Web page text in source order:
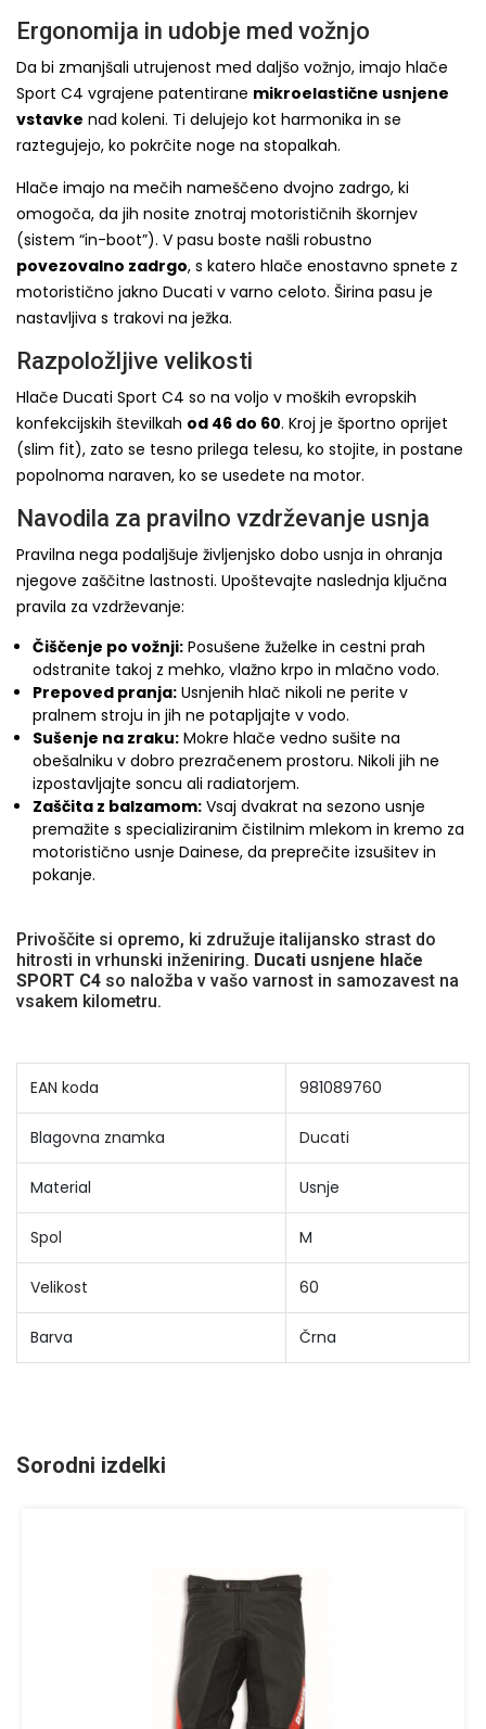
Ergonomija in udobje med vožnjo
Da bi zmanjšali utrujenost med daljšo vožnjo, imajo hlače
Sport C4 vgrajene patentirane mikroelastične usnjene
vstavke nad koleni. Ti delujejo kot harmonika in se
raztegujejo, ko pokrčite noge na stopalkah.
Hlače imajo na mečih nameščeno dvojno zadrgo, ki
omogoča, da jih nosite znotraj motorističnih škornjev
(sistem “in-boot”). V pasu boste našli robustno
povezovalno zadrgo, s katero hlače enostavno spnete z
motoristično jakno Ducati v varno celoto. Širina pasu je
nastavljiva s trakovi na ježka.
Razpoložljive velikosti
Hlače Ducati Sport C4 so na voljo v moških evropskih
konfekcijskih številkah od 46 do 60. Kroj je športno oprijet
(slim fit), zato se tesno prilega telesu, ko stojite, in postane
popolnoma naraven, ko se usedete na motor.
Navodila za pravilno vzdrževanje usnja
Pravilna nega podaljšuje življenjsko dobo usnja in ohranja
njegove zaščitne lastnosti. Upoštevajte naslednja ključna
pravila za vzdrževanje:
Čiščenje po vožnji: Posušene žuželke in cestni prah
odstranite takoj z mehko, vlažno krpo in mlačno vodo.
Prepoved pranja: Usnjenih hlač nikoli ne perite v
pralnem stroju in jih ne potapljajte v vodo.
Sušenje na zraku: Mokre hlače vedno sušite na
obešalniku v dobro prezračenem prostoru. Nikoli jih ne
izpostavljajte soncu ali radiatorjem.
Zaščita z balzamom: Vsaj dvakrat na sezono usnje
premažite s specializiranim čistilnim mlekom in kremo za
motoristično usnje Dainese, da preprečite izsušitev in
pokanje.
Privoščite si opremo, ki združuje italijansko strast do
hitrosti in vrhunski inženiring. Ducati usnjene hlače
SPORT C4 so naložba v vašo varnost in samozavest na
vsakem kilometru.
EAN koda 981089760
Blagovna znamka Ducati
Material Usnje
Spol M
Velikost 60
Barva Črna
Sorodni izdelki